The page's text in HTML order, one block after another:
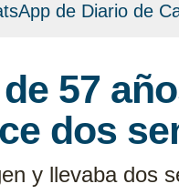
de Diario de
57
dos
y llevaba dos